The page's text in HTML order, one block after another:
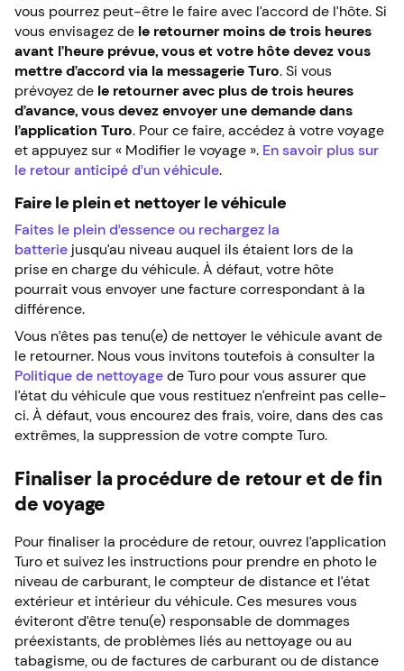
vous pourrez peut-être le faire avec l’accord de l’hôte. Si
vous envisagez de le retourner moins de trois heures
avant l’heure prévue, vous et votre hôte devez vous
mettre d’accord via la messagerie Turo. Si vous
prévoyez de le retourner avec plus de trois heures
d’avance, vous devez envoyer une demande dans
l’application Turo. Pour ce faire, accédez à votre voyage
et appuyez sur « Modifier le voyage ». En savoir plus sur
le retour anticipé d’un véhicule.
Faire le plein et nettoyer le véhicule
Faites le plein d’essence ou rechargez la
batterie jusqu’au niveau auquel ils étaient lors de la
prise en charge du véhicule. À défaut, votre hôte
pourrait vous envoyer une facture correspondant à la
différence.
Vous n’êtes pas tenu(e) de nettoyer le véhicule avant de
le retourner. Nous vous invitons toutefois à consulter la
Politique de nettoyage de Turo pour vous assurer que
l’état du véhicule que vous restituez n’enfreint pas celle-
ci. À défaut, vous encourez des frais, voire, dans des cas
extrêmes, la suppression de votre compte Turo.
Finaliser la procédure de retour et de fin
de voyage
Pour finaliser la procédure de retour, ouvrez l’application
Turo et suivez les instructions pour prendre en photo le
niveau de carburant, le compteur de distance et l’état
extérieur et intérieur du véhicule. Ces mesures vous
éviteront d’être tenu(e) responsable de dommages
préexistants, de problèmes liés au nettoyage ou au
tabagisme, ou de factures de carburant ou de distance